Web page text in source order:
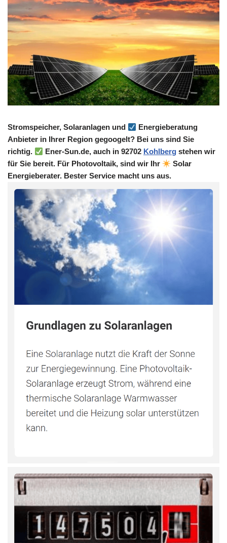
Stromspeicher, Solaranlagen und
Energieberatung
Anbieter in Ihrer Region gegoogelt? Bei uns sind Sie
richtig.
Ener-Sun.de, auch in 92702 Kohlberg stehen wir
für Sie bereit. Für Photovoltaik, sind wir Ihr
Solar
Energieberater. Bester Service macht uns aus.